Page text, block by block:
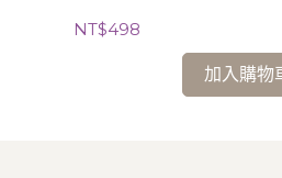
NT$498
加入購物